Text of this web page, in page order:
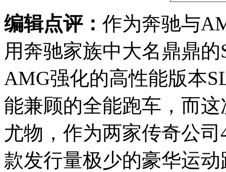
编辑点评： 作为奔驰与
用奔驰家族中大名鼎鼎
AMG强化的高性能版本
能兼顾的全能跑车，而
尤物，作为两家传奇公
款发行量极少的豪华运